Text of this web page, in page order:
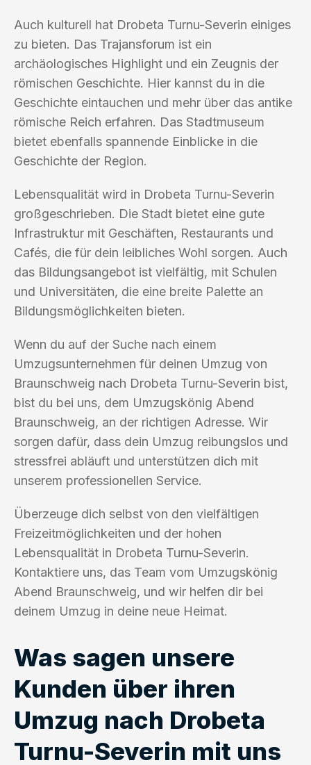
Auch kulturell hat Drobeta Turnu-Severin einiges
zu bieten. Das Trajansforum ist ein
archäologisches Highlight und ein Zeugnis der
römischen Geschichte. Hier kannst du in die
Geschichte eintauchen und mehr über das antike
römische Reich erfahren. Das Stadtmuseum
bietet ebenfalls spannende Einblicke in die
Geschichte der Region.
Lebensqualität wird in Drobeta Turnu-Severin
großgeschrieben. Die Stadt bietet eine gute
Infrastruktur mit Geschäften, Restaurants und
Cafés, die für dein leibliches Wohl sorgen. Auch
das Bildungsangebot ist vielfältig, mit Schulen
und Universitäten, die eine breite Palette an
Bildungsmöglichkeiten bieten.
Wenn du auf der Suche nach einem
Umzugsunternehmen für deinen Umzug von
Braunschweig nach Drobeta Turnu-Severin bist,
bist du bei uns, dem Umzugskönig Abend
Braunschweig, an der richtigen Adresse. Wir
sorgen dafür, dass dein Umzug reibungslos und
stressfrei abläuft und unterstützen dich mit
unserem professionellen Service.
Überzeuge dich selbst von den vielfältigen
Freizeitmöglichkeiten und der hohen
Lebensqualität in Drobeta Turnu-Severin.
Kontaktiere uns, das Team vom Umzugskönig
Abend Braunschweig, und wir helfen dir bei
deinem Umzug in deine neue Heimat.
Was sagen unsere
Kunden über ihren
Umzug nach Drobeta
Turnu-Severin mit uns